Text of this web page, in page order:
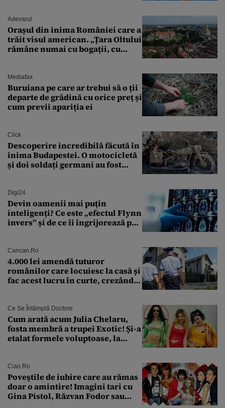
Adevarul
Orașul din inima României care a
trăit visul american. „Țara Oltului
rămâne numai cu bogații, cu
Mediafax
Buruiana pe care ar trebui să o ții
departe de grădină cu orice preț și
cum previi apariția ei
Click
Descoperire incredibilă făcută în
inima Budapestei. O motocicletă
și doi soldați germani au fost
Digi24
Devin oamenii mai puțin
inteligenți? Ce este „efectul Flynn
invers” și de ce îi îngrijorează pe
Cancan.ro
4.000 lei amendă tuturor
românilor care locuiesc la casă și
fac acest lucru în curte, crezând
Ce Se Întâmplă Doctore
Cum arată acum Julia Chelaru,
fosta membră a trupei Exotic! Și-a
etalat formele voluptoase, la
Ciao.ro
Poveştile de iubire care au rămas
doar o amintire! Imagini tari cu
Gina Pistol, Răzvan Fodor sau